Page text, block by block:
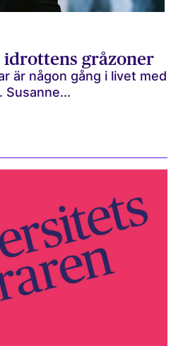
gråzoner
är någon gång i livet med
Susanne...